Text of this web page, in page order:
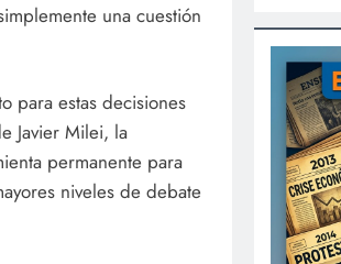
una cuestión
para estas decisiones
Javier Milei, la
permanente para
niveles de debate